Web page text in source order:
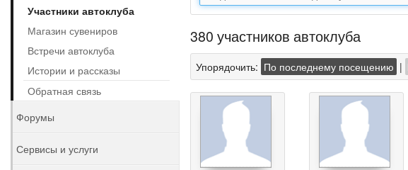
380 участников автоклуба
Упорядочить: По последнему посещению |
Участники автоклуба
Магазин сувениров
Встречи автоклуба
Истории и рассказы
Обратная связь
Форумы
Сервисы и услуги